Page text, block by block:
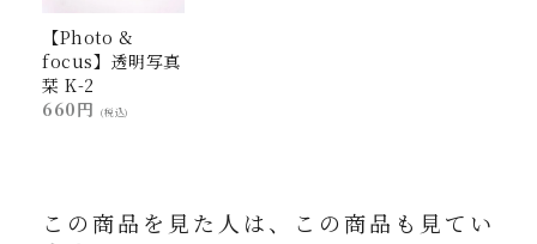
【Photo &
focus】透明写真
栞 K-2
660円
(税込)
この商品を見た人は、この商品も見てい